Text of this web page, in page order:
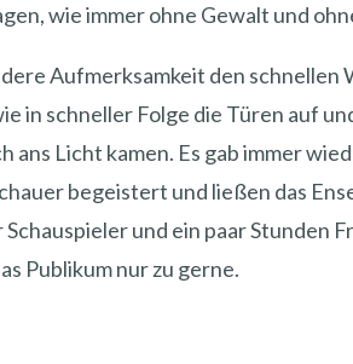
wie immer ohne Gewalt und
Aufmerksamkeit den schnellen
in schneller Folge die Türen auf
ans Licht kamen. Es gab immer
begeistert und ließen das
und ein paar Stunden
Publikum nur zu gerne.